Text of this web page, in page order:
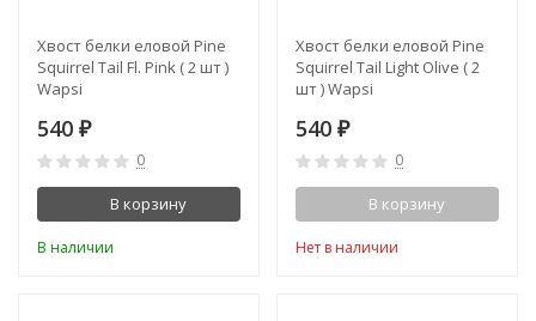
Хвост белки еловой Pine
Squirrel Tail Fl. Pink ( 2 шт )
Wapsi
540 ₽
0
В корзину
В наличии
Хвост белки еловой Pine
Squirrel Tail Light Olive ( 2
шт ) Wapsi
540 ₽
0
В корзину
Нет в наличии